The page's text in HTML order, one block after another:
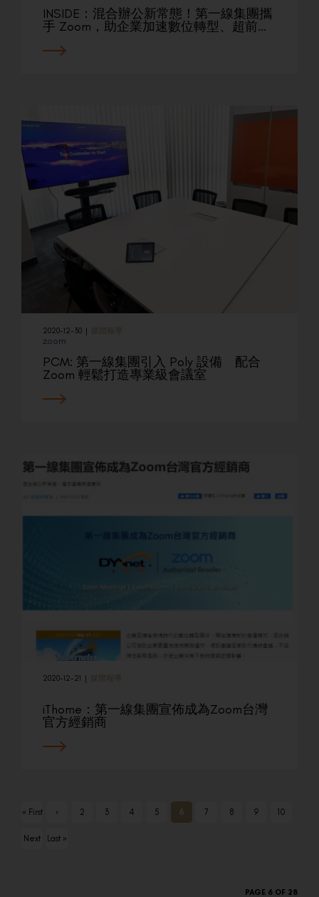
INSIDE：混合辦公新常態！第一線集團攜
手 Zoom，助企業加速數位轉型、超前…
2020-12-30 | 媒體報導
zoom
PCM: 第一線集團引入 Poly 設備 配合
Zoom 輕鬆打造專業級會議室
2020-12-21 媒體報導
iThome：第一線集團宣佈成為Zoom台灣
官方經銷商
« First ‹
Previ
2 3 4 5 6 7 8 9 10
Next Last »
PAGE 6 OF 28